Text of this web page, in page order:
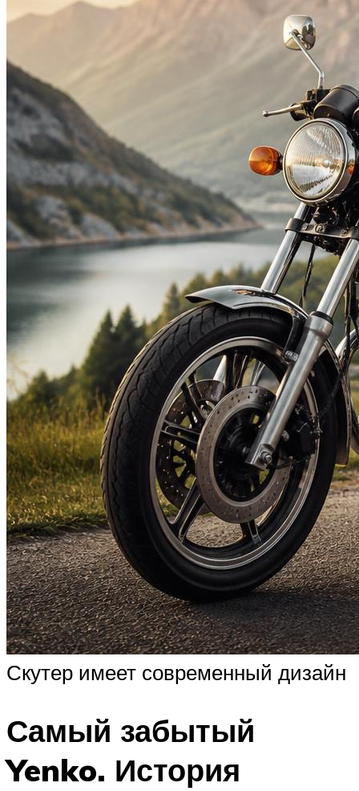
Скутер имеет современный дизайн
Самый забытый
Yenko. История